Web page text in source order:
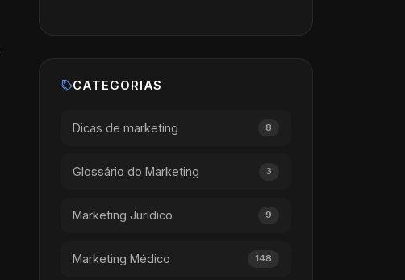
CATEGORIAS
Dicas de marketing 8
Glossário do Marketing 3
Marketing Jurídico 9
Marketing Médico 148